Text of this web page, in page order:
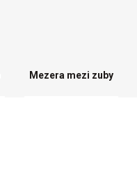
Mezera mezi zuby